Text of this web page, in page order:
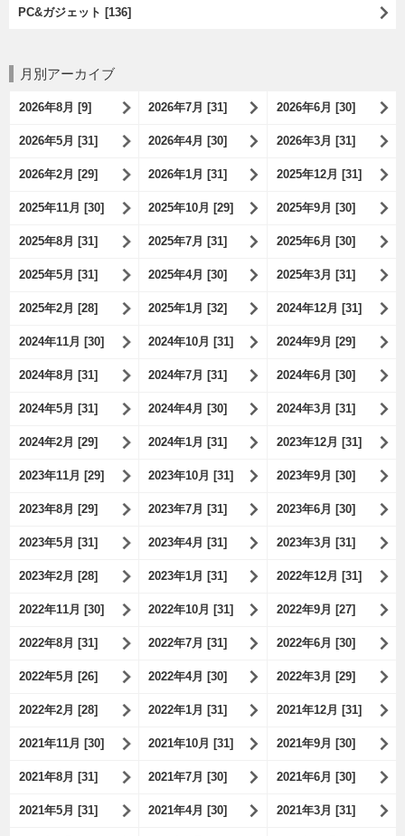
PC&ガジェット [136]
月別アーカイブ
2026年8月 [9] 2026年7月 [31] 2026年6月 [30]
2026年5月 [31] 2026年4月 [30] 2026年3月 [31]
2026年2月 [29] 2026年1月 [31] 2025年12月 [31]
2025年11月 [30] 2025年10月 [29] 2025年9月 [30]
2025年8月 [31] 2025年7月 [31] 2025年6月 [30]
2025年5月 [31] 2025年4月 [30] 2025年3月 [31]
2025年2月 [28] 2025年1月 [32] 2024年12月 [31]
2024年11月 [30] 2024年10月 [31] 2024年9月 [29]
2024年8月 [31] 2024年7月 [31] 2024年6月 [30]
2024年5月 [31] 2024年4月 [30] 2024年3月 [31]
2024年2月 [29] 2024年1月 [31] 2023年12月 [31]
2023年11月 [29] 2023年10月 [31] 2023年9月 [30]
2023年8月 [29] 2023年7月 [31] 2023年6月 [30]
2023年5月 [31] 2023年4月 [31] 2023年3月 [31]
2023年2月 [28] 2023年1月 [31] 2022年12月 [31]
2022年11月 [30] 2022年10月 [31] 2022年9月 [27]
2022年8月 [31] 2022年7月 [31] 2022年6月 [30]
2022年5月 [26] 2022年4月 [30] 2022年3月 [29]
2022年2月 [28] 2022年1月 [31] 2021年12月 [31]
2021年11月 [30] 2021年10月 [31] 2021年9月 [30]
2021年8月 [31] 2021年7月 [30] 2021年6月 [30]
2021年5月 [31] 2021年4月 [30] 2021年3月 [31]